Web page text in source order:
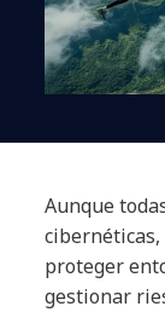
Aunque
cibernéticas,
proteger
gestionar